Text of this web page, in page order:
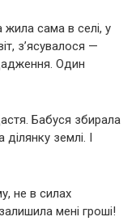
жила сама в селі, у
з’ясувалося —
Один
Бабуся збирала
землі. І
не в силах
мені гроші!